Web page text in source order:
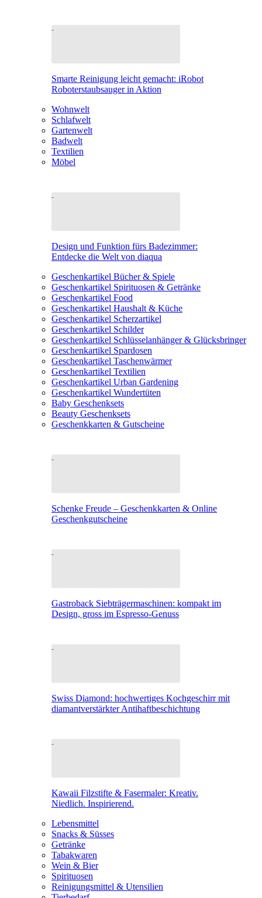
Smarte Reinigung leicht gemacht: iRobot
Roboterstaubsauger in Aktion
Wohnwelt
Schlafwelt
Gartenwelt
Badwelt
Textilien
Möbel
Design und Funktion fürs Badezimmer:
Entdecke die Welt von diaqua
Geschenkartikel Bücher & Spiele
Geschenkartikel Spirituosen & Getränke
Geschenkartikel Food
Geschenkartikel Haushalt & Küche
Geschenkartikel Scherzartikel
Geschenkartikel Schilder
Geschenkartikel Schlüsselanhänger & Glücksbringer
Geschenkartikel Spardosen
Geschenkartikel Taschenwärmer
Geschenkartikel Textilien
Geschenkartikel Urban Gardening
Geschenkartikel Wundertüten
Baby Geschenksets
Beauty Geschenksets
Geschenkkarten & Gutscheine
Schenke Freude – Geschenkkarten & Online
Geschenkgutscheine
Gastroback Siebträgermaschinen: kompakt im
Design, gross im Espresso-Genuss
Swiss Diamond: hochwertiges Kochgeschirr mit
diamantverstärkter Antihaftbeschichtung
Kawaii Filzstifte & Fasermaler: Kreativ.
Niedlich. Inspirierend.
Lebensmittel
Snacks & Süsses
Getränke
Tabakwaren
Wein & Bier
Spirituosen
Reinigungsmittel & Utensilien